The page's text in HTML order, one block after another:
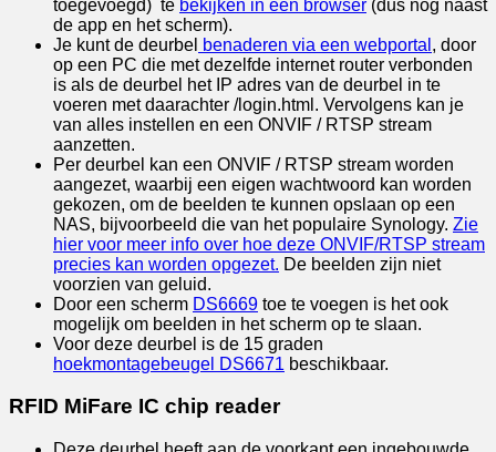
toegevoegd) te bekijken in een browser (dus nog naast
de app en het scherm).
Je kunt de deurbel benaderen via een webportal , door
op een PC die met dezelfde internet router verbonden
is als de deurbel het IP adres van de deurbel in te
voeren met daarachter /login.html. Vervolgens kan je
van alles instellen en een ONVIF / RTSP stream
aanzetten.
Per deurbel kan een ONVIF / RTSP stream worden
aangezet, waarbij een eigen wachtwoord kan worden
gekozen, om de beelden te kunnen opslaan op een
NAS, bijvoorbeeld die van het populaire Synology. Zie
hier voor meer info over hoe deze ONVIF/RTSP stream
precies kan worden opgezet. De beelden zijn niet
voorzien van geluid.
Door een scherm DS6669 toe te voegen is het ook
mogelijk om beelden in het scherm op te slaan.
Voor deze deurbel is de 15 graden
hoekmontagebeugel DS6671 beschikbaar.
RFID MiFare IC chip reader